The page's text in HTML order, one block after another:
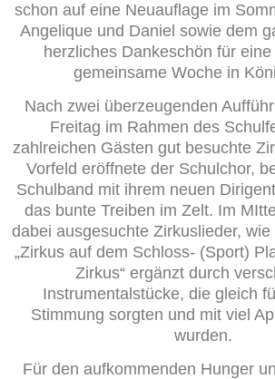
schon auf eine Neuauflage im
Angelique und Daniel sowie dem
herzliches Dankeschön für
gemeinsame Woche in
Nach zwei überzeugenden
Freitag im Rahmen des
zahlreichen Gästen gut besuchte
Vorfeld eröffnete der Schulchor,
Schulband mit ihrem neuen
das bunte Treiben im Zelt. Im
dabei ausgesuchte Zirkuslieder, wie
„Zirkus auf dem Schloss- (Sport)
Zirkus“ ergänzt durch
Instrumentalstücke, die gleich
Stimmung sorgten und mit viel
wurden.
Für den aufkommenden Hunger